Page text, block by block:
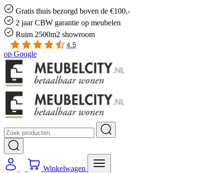
Gratis thuis bezorgd boven de €100,-
2 jaar CBW garantie op meubelen
Ruim 2500m2 showroom
4.5
op Google
Winkelwagen